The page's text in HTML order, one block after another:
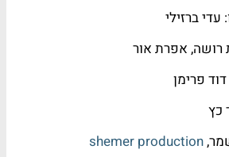
ברזילי
רושה, אפרת אור
פרימן
כץ
shemer production